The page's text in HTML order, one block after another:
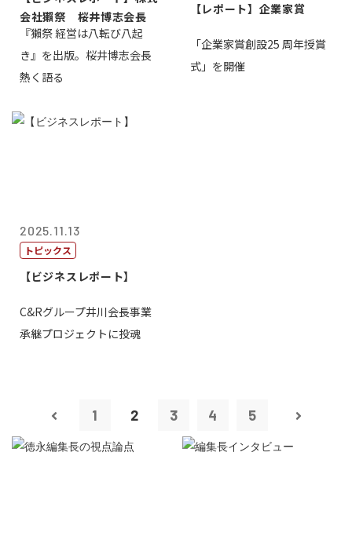
会社獺祭 桜井博志会長
『獺祭 経営は八転び八起
き』を出版。桜井博志会長
熱く語る
【レポート】企業家賞
「企業家賞創設25 周年授賞
式」を開催
2025.11.13
トピックス
【ビジネスレポート】
C&Rグループ井川会長事業
承継プロジェクトに投魂
1 2 3 4 5